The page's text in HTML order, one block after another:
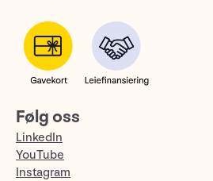
Følg oss
LinkedIn
YouTube
Instagram